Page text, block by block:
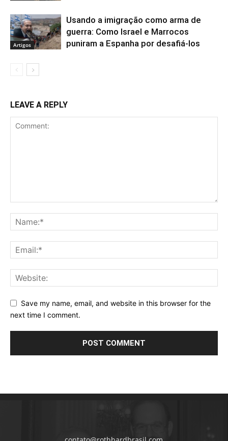
Artigos
Usando a imigração como arma de
guerra: Como Israel e Marrocos
puniram a Espanha por desafiá-los
LEAVE A REPLY
Save my name, email, and website in this browser for the
next time I comment.